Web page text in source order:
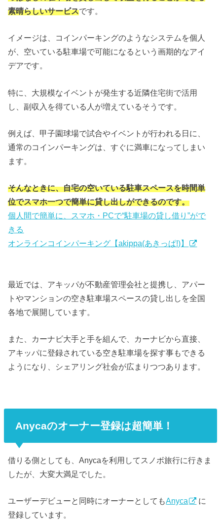
素晴らしいサービスです。
イメージは、コインパーキングのようなシステムを個人
が、空いている駐車場で可能になるという画期的なアイ
デアです。
特に、大規模なイベントが発生する近隣住宅街で活用
し、副収入を得ている人が増えているそうです。
例えば、甲子園球場で試合やイベントが行われる日に、
通常のコインパーキングは、すぐに満車になってしまい
ます。
そんなときに、自宅の空いている駐車スペースを時間単
位でスマホ一つで簡単に貸し出しができるのです。
個人間で簡単に、スマホ・PCで“駐車場の貸し借り”がで
きる
オンラインコインパーキング【akippa(あきっぱ!)】
最近では、アキッパが不動産管理会社と提携し、アパー
トやマンションの空き駐車場スペースの貸し出しを全国
各地で展開しています。
また、カーナビ大手と手を組んで、カーナビから直接、
アキッパに登録されている空き駐車場を探す事もできる
ようになり、シェアリング社会が広まりつつあります。
Anycaのオーナー登録は超簡単！
借りる側としても、Anycaを利用してスノボ旅行に行きま
したが、大変大満足でした。
ユーザーデビューと同時にオーナーとしてもAnyca
に
登録しています。